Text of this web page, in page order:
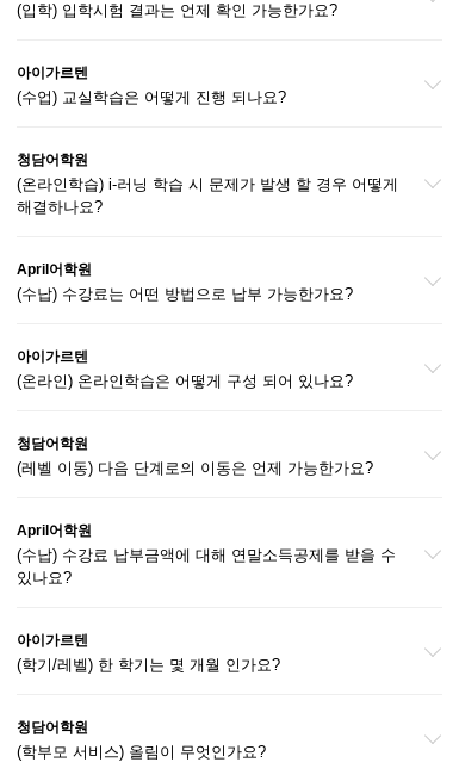
(입학) 입학시험 결과는 언제 확인 가능한가요?
아이가르텐
(수업) 교실학습은 어떻게 진행 되나요?
청담어학원
(온라인학습) i-러닝 학습 시 문제가 발생 할 경우 어떻게
해결하나요?
April어학원
(수납) 수강료는 어떤 방법으로 납부 가능한가요?
아이가르텐
(온라인) 온라인학습은 어떻게 구성 되어 있나요?
청담어학원
(레벨 이동) 다음 단계로의 이동은 언제 가능한가요?
April어학원
(수납) 수강료 납부금액에 대해 연말소득공제를 받을 수
있나요?
아이가르텐
(학기/레벨) 한 학기는 몇 개월 인가요?
청담어학원
(학부모 서비스) 올림이 무엇인가요?